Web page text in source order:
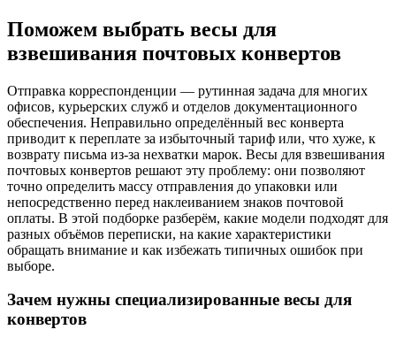
Поможем выбрать весы для
взвешивания почтовых конвертов
Отправка корреспонденции — рутинная задача для многих
офисов, курьерских служб и отделов документационного
обеспечения. Неправильно определённый вес конверта
приводит к переплате за избыточный тариф или, что хуже, к
возврату письма из-за нехватки марок. Весы для взвешивания
почтовых конвертов решают эту проблему: они позволяют
точно определить массу отправления до упаковки или
непосредственно перед наклеиванием знаков почтовой
оплаты. В этой подборке разберём, какие модели подходят для
разных объёмов переписки, на какие характеристики
обращать внимание и как избежать типичных ошибок при
выборе.
Зачем нужны специализированные весы для
конвертов